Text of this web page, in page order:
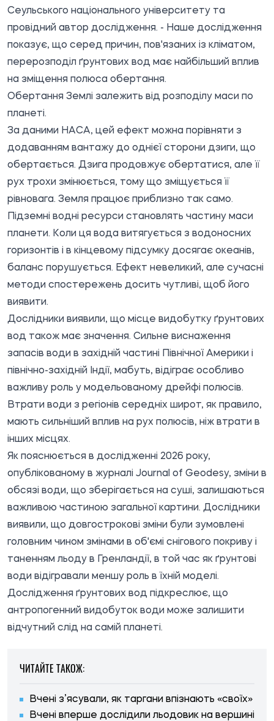
Сеульського національного університету та
провідний автор дослідження. - Наше дослідження
показує, що серед причин, пов'язаних із кліматом,
перерозподіл ґрунтових вод має найбільший вплив
на зміщення полюса обертання.
Обертання Землі залежить від розподілу маси по
планеті.
За даними НАСА, цей ефект можна порівняти з
додаванням вантажу до однієї сторони дзиги, що
обертається. Дзига продовжує обертатися, але її
рух трохи змінюється, тому що зміщується її
рівновага. Земля працює приблизно так само.
Підземні водні ресурси становлять частину маси
планети. Коли ця вода витягується з водоносних
горизонтів і в кінцевому підсумку досягає океанів,
баланс порушується. Ефект невеликий, але сучасні
методи спостережень досить чутливі, щоб його
виявити.
Дослідники виявили, що місце видобутку ґрунтових
вод також має значення. Сильне виснаження
запасів води в західній частині Північної Америки і
північно-західній Індії, мабуть, відіграє особливо
важливу роль у модельованому дрейфі полюсів.
Втрати води з регіонів середніх широт, як правило,
мають сильніший вплив на рух полюсів, ніж втрати в
інших місцях.
Як пояснюється в дослідженні 2026 року,
опублікованому в журналі Journal of Geodesy, зміни в
обсязі води, що зберігається на суші, залишаються
важливою частиною загальної картини. Дослідники
виявили, що довгострокові зміни були зумовлені
головним чином змінами в об'ємі снігового покриву і
таненням льоду в Гренландії, в той час як ґрунтові
води відігравали меншу роль в їхній моделі.
Дослідження ґрунтових вод підкреслює, що
антропогенний видобуток води може залишити
відчутний слід на самій планеті.
ЧИТАЙТЕ ТАКОЖ:
Вчені з’ясували, як таргани впізнають «своїх»
Вчені вперше дослідили льодовик на вершині